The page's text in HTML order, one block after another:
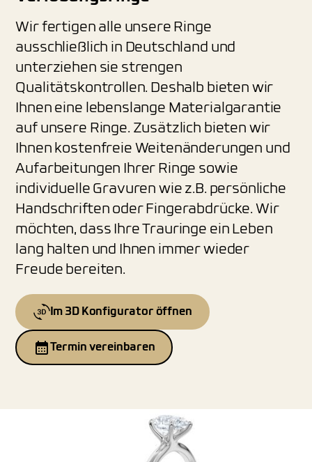
Wir fertigen alle unsere Ringe
ausschließlich in Deutschland und
unterziehen sie strengen
Qualitätskontrollen. Deshalb bieten wir
Ihnen eine lebenslange Materialgarantie
auf unsere Ringe. Zusätzlich bieten wir
Ihnen kostenfreie Weitenänderungen und
Aufarbeitungen Ihrer Ringe sowie
individuelle Gravuren wie z.B. persönliche
Handschriften oder Fingerabdrücke. Wir
möchten, dass Ihre Trauringe ein Leben
lang halten und Ihnen immer wieder
Freude bereiten.
Im 3D Konfigurator öffnen
Termin vereinbaren